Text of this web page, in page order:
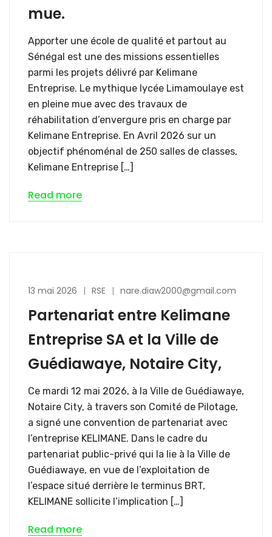
mue.
Apporter une école de qualité et partout au
Sénégal est une des missions essentielles
parmi les projets délivré par Kelimane
Entreprise. Le mythique lycée Limamoulaye est
en pleine mue avec des travaux de
réhabilitation d’envergure pris en charge par
Kelimane Entreprise. En Avril 2026 sur un
objectif phénoménal de 250 salles de classes,
Kelimane Entreprise […]
Read more
13 mai 2026 RSE nare.diaw2000@gmail.com
Partenariat entre Kelimane
Entreprise SA et la Ville de
Guédiawaye, Notaire City,
Ce mardi 12 mai 2026, à la Ville de Guédiawaye,
Notaire City, à travers son Comité de Pilotage,
a signé une convention de partenariat avec
l’entreprise KELIMANE. Dans le cadre du
partenariat public-privé qui la lie à la Ville de
Guédiawaye, en vue de l’exploitation de
l’espace situé derrière le terminus BRT,
KELIMANE sollicite l’implication […]
Read more